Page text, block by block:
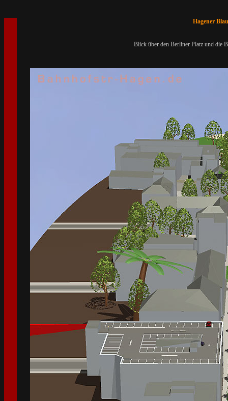
Hagener
Blick über den Berliner Platz und die